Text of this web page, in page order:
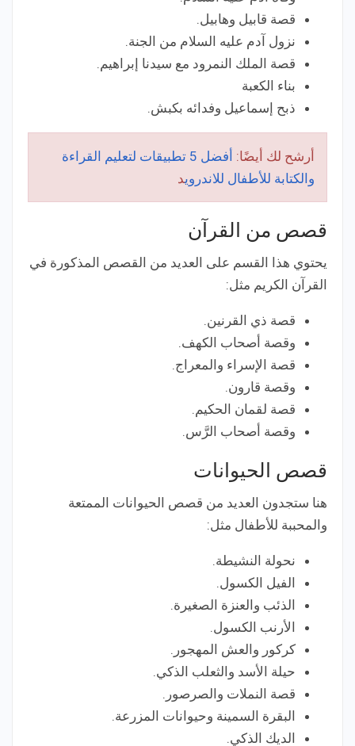
قصة قابيل وهابيل.
نزول آدم عليه السلام من الجنة.
قصة الملك النمرود مع سيدنا إبراهيم.
بناء الكعبة
ذبح إسماعيل وفدائه بكبش.
أرشح لك أيضًا:
أفضل 5 تطبيقات لتعليم القراءة
والكتابة للأطفال للاندرويد
قصص من القرآن
يحتوي هذا القسم على العديد من القصص المذكورة في
القرآن الكريم مثل:
قصة ذي القرنين.
وقصة أصحاب الكهف.
قصة الإسراء والمعراج.
وقصة قارون.
قصة لقمان الحكيم.
وقصة أصحاب الرَّس.
قصص الحيوانات
هنا ستجدون العديد من قصص الحيوانات الممتعة
والمحببة للأطفال مثل:
نحولة النشيطة.
الفيل الكسول.
الذئب والعنزة الصغيرة.
الأرنب الكسول.
كركور والعش المهجور.
حيلة الأسد والثعلب الذكي.
قصة النملات والصرصور.
البقرة السمينة وحيوانات المزرعة.
الديك الذكي.